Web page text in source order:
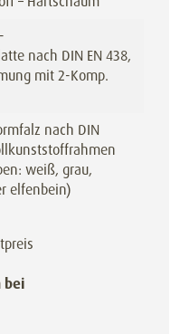
nach DIN EN 438,
mit 2-Komp.
nach DIN
weiß, grau,
elfenbein)
bei